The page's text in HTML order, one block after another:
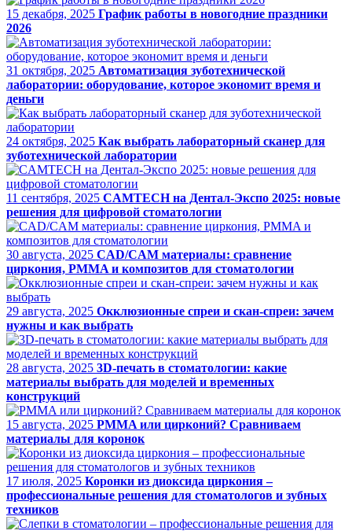
15 декабря, 2025 График работы в новогодние праздники
2026
31 октября, 2025 Автоматизация зуботехнической
лаборатории: оборудование, которое экономит время и
деньги
24 октября, 2025 Как выбрать лабораторный сканер для
зуботехнической лаборатории
11 сентября, 2025 CAMTECH на Дентал-Экспо 2025: новые
решения для цифровой стоматологии
30 августа, 2025 CAD/CAM материалы: сравнение
циркония, PMMA и композитов для стоматологии
29 августа, 2025 Окклюзионные спреи и скан-спреи: зачем
нужны и как выбрать
28 августа, 2025 3D-печать в стоматологии: какие
материалы выбрать для моделей и временных
конструкций
15 августа, 2025 PMMA или цирконий? Сравниваем
материалы для коронок
17 июля, 2025 Коронки из диоксида циркония –
профессиональные решения для стоматологов и зубных
техников